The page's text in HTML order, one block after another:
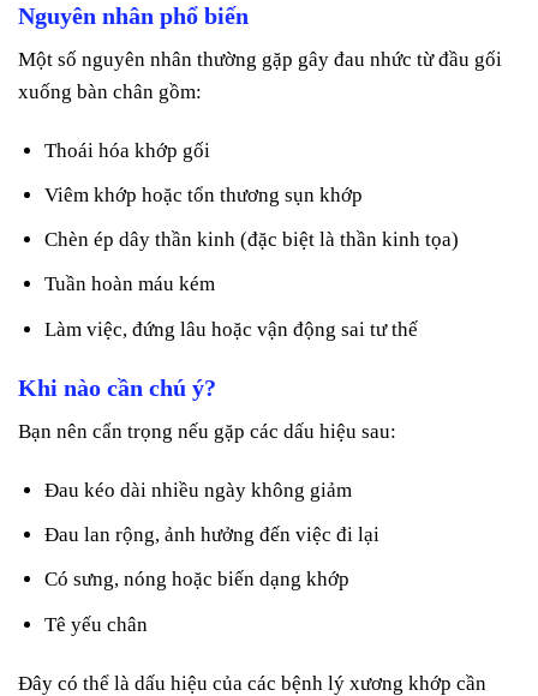
Nguyên nhân phổ biến
Một số nguyên nhân thường gặp gây đau nhức từ đầu gối
xuống bàn chân gồm:
Thoái hóa khớp gối
Viêm khớp hoặc tổn thương sụn khớp
Chèn ép dây thần kinh (đặc biệt là thần kinh tọa)
Tuần hoàn máu kém
Làm việc, đứng lâu hoặc vận động sai tư thế
Khi nào cần chú ý?
Bạn nên cẩn trọng nếu gặp các dấu hiệu sau:
Đau kéo dài nhiều ngày không giảm
Đau lan rộng, ảnh hưởng đến việc đi lại
Có sưng, nóng hoặc biến dạng khớp
Tê yếu chân
Đây có thể là dấu hiệu của các bệnh lý xương khớp cần